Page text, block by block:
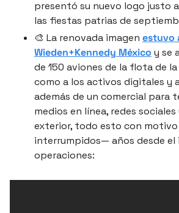
presentó su nuevo logo justo
las fiestas patrias de
🎨 La renovada imagen
Wieden+Kennedy México y se
de 150 aviones de la flota de
como a los activos digitales y
además de un comercial para
medios en línea, redes
exterior, todo esto con
interrumpidos— años desde el
operaciones: